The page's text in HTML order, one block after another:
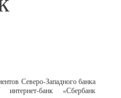
Северо-Западного банка
интернет-банк «Сбербанк